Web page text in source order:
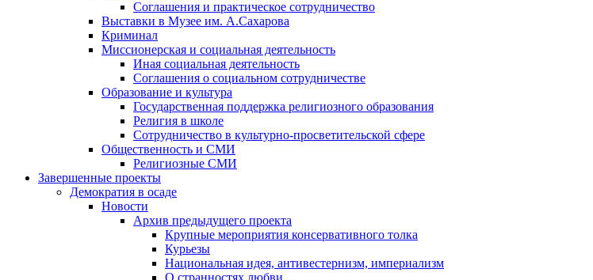
Соглашения и практическое сотрудничество
Выставки в Музее им. А.Сахарова
Криминал
Миссионерская и социальная деятельность
Иная социальная деятельность
Соглашения о социальном сотрудничестве
Образование и культура
Государственная поддержка религиозного образования
Религия в школе
Сотрудничество в культурно-просветительской сфере
Общественность и СМИ
Религиозные СМИ
Завершенные проекты
Демократия в осаде
Новости
Архив предыдущего проекта
Крупные мероприятия консервативного толка
Курьезы
Национальная идея, антивестернизм, империализм